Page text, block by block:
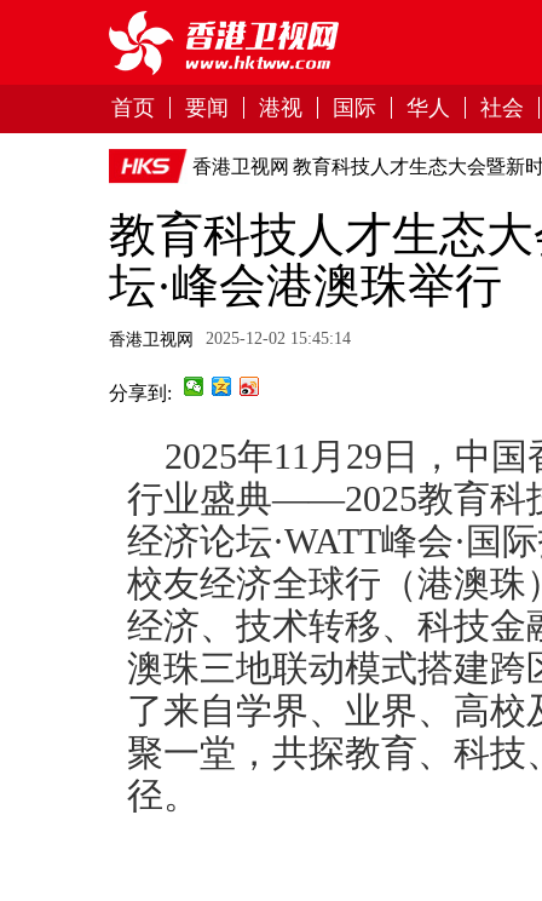
首页 要闻 港视 国际 华人 社会
香港卫视网 教育科技人才生态大会暨新
教育科技人才生态
坛·峰会港澳珠举行
香港卫视网 2025-12-02 15:45:14
分享到:
2025年11月29日，中
行业盛典——2025教育科
经济论坛·WATT峰会·国
校友经济全球行（港澳珠
经济、技术转移、科技金
澳珠三地联动模式搭建
了来自学界、业界、高
聚一堂，共探教育、科
径。